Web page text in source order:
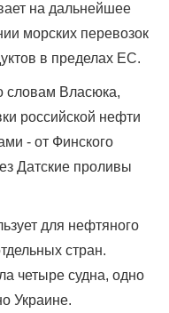
на дальнейшее
морских перевозок
в пределах ЕС.
словам Власюка,
российской нефти
- от Финского
Датские проливы
для нефтяного
стран.
четыре судна, одно
Украине.